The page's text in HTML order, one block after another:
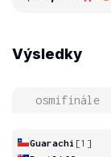
Výsledky
osmifinále
Guarachi [1]